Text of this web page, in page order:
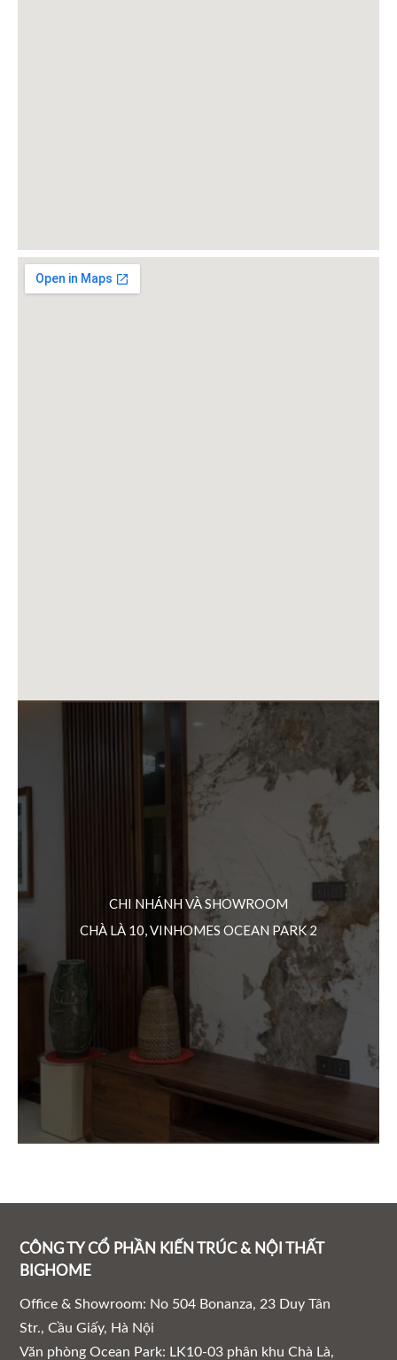
CHI NHÁNH VÀ SHOWROOM
CHÀ LÀ 10, VINHOMES OCEAN PARK 2
CÔNG TY CỔ PHẦN KIẾN TRÚC & NỘI THẤT
BIGHOME
Office & Showroom: No 504 Bonanza, 23 Duy Tân
Str., Cầu Giấy, Hà Nội
Văn phòng Ocean Park: LK10-03 phân khu Chà Là,